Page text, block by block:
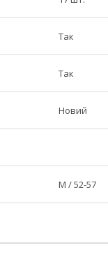
Так
Так
Новий
M / 52-57